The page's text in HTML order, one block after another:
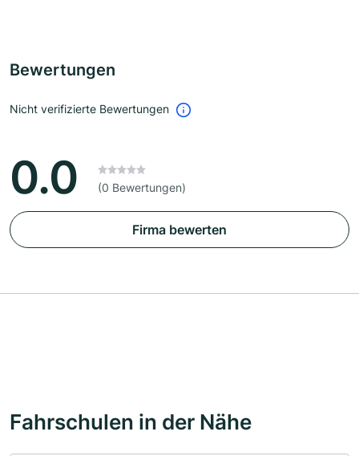
Bewertungen
Nicht verifizierte Bewertungen
0.0 (0 Bewertungen)
Firma bewerten
Fahrschulen in der Nähe